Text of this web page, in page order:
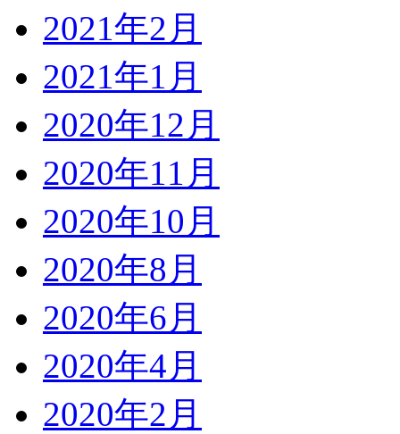
2021年2月
2021年1月
2020年12月
2020年11月
2020年10月
2020年8月
2020年6月
2020年4月
2020年2月